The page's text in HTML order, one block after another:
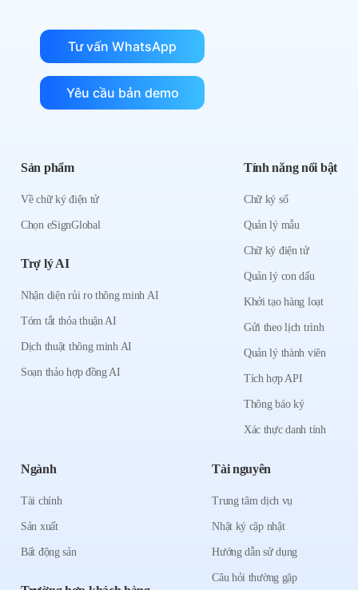
Tư vấn WhatsApp
Yêu cầu bản demo
Sản phẩm
Về chữ ký điện tử
Chọn eSignGlobal
Trợ lý AI
Nhận diện rủi ro thông minh AI
Tóm tắt thỏa thuận AI
Dịch thuật thông minh AI
Soạn thảo hợp đồng AI
Tính năng nổi bật
Chữ ký số
Quản lý mẫu
Chữ ký điện tử
Quản lý con dấu
Khởi tạo hàng loạt
Gửi theo lịch trình
Quản lý thành viên
Tích hợp API
Thông báo ký
Xác thực danh tính
Ngành
Tài chính
Sản xuất
Bất động sản
Tài nguyên
Trung tâm dịch vụ
Nhật ký cập nhật
Hướng dẫn sử dụng
Câu hỏi thường gặp